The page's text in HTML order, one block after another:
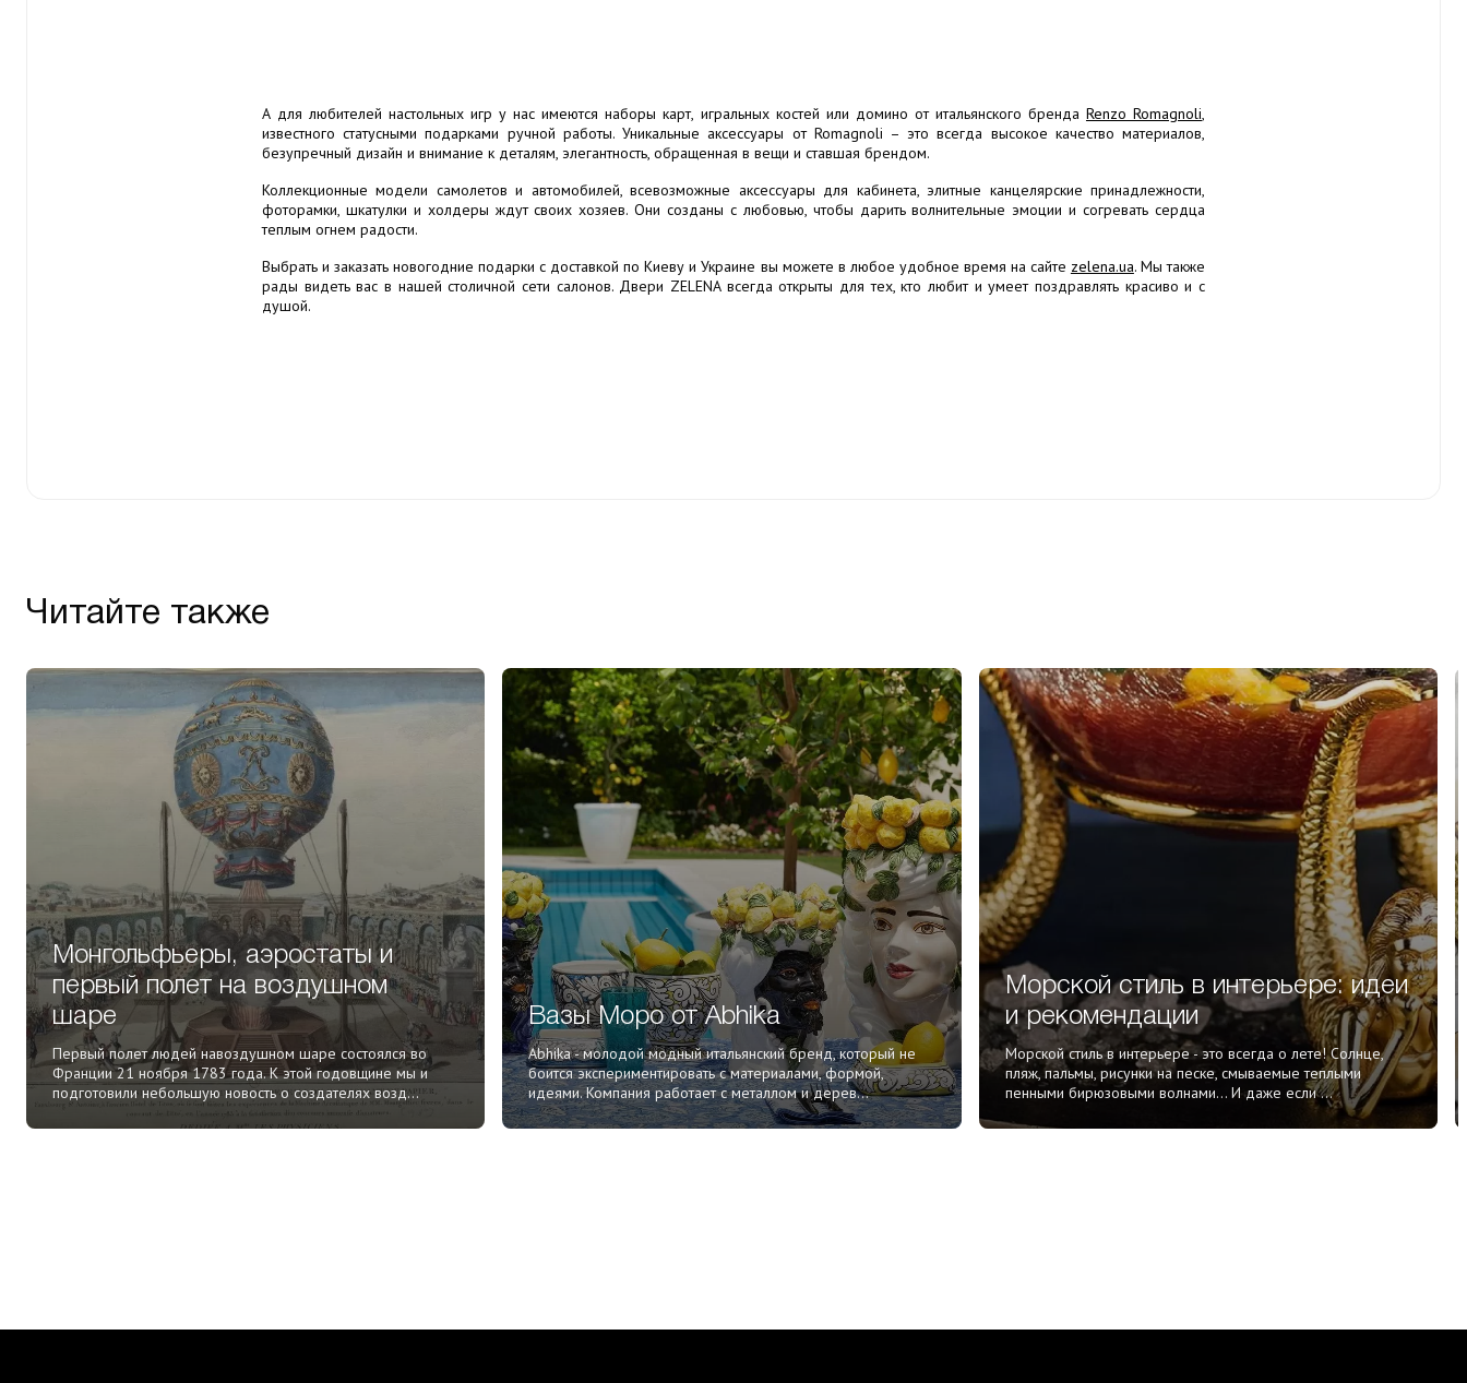
А для любителей настольных игр у нас имеются наборы карт, игральных костей или домино от итальянского бренда Renzo Romagnoli,
известного статусными подарками ручной работы. Уникальные аксессуары от Romagnoli – это всегда высокое качество материалов,
безупречный дизайн и внимание к деталям, элегантность, обращенная в вещи и ставшая брендом.
Коллекционные модели самолетов и автомобилей, всевозможные аксессуары для кабинета, элитные канцелярские принадлежности,
фоторамки, шкатулки и холдеры ждут своих хозяев. Они созданы с любовью, чтобы дарить волнительные эмоции и согревать сердца
теплым огнем радости.
Выбрать и заказать новогодние подарки с доставкой по Киеву и Украине вы можете в любое удобное время на сайте zelena.ua. Мы также
рады видеть вас в нашей столичной сети салонов. Двери ZELENA всегда открыты для тех, кто любит и умеет поздравлять красиво и с
душой.
Читайте также
Монгольфьеры, аэростаты и
первый полет на воздушном
шаре
Первый полет людей навоздушном шаре состоялся во
Франции 21 ноября 1783 года. К этой годовщине мы и
подготовили небольшую новость о создателях возд...
Вазы Моро от Abhika
Abhika - молодой модный итальянский бренд, который не
боится экспериментировать с материалами, формой,
идеями. Компания работает с металлом и дерев...
Морской стиль в интерьере: идеи
и рекомендации
Морской стиль в интерьере - это всегда о лете! Солнце,
пляж, пальмы, рисунки на песке, смываемые теплыми
пенными бирюзовыми волнами... И даже если ...